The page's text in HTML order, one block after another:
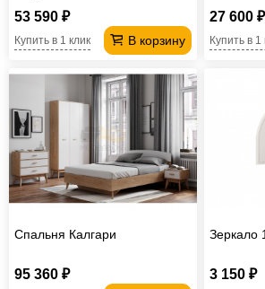
53 590 ₽
В корзину
Купить в 1 клик
27 600 ₽
Купить в 1
Спальня Калгари
95 360 ₽
Зеркало
3 150 ₽